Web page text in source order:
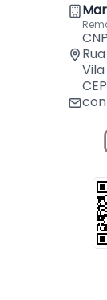
- Forma
- Peso de